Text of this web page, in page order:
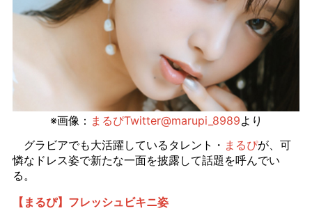
※画像： まるぴTwitter@marupi_8989より
グラビアでも大活躍しているタレント・ まるぴが、可
憐なドレス姿で新たな一面を披露して話題を呼んでい
る。
【まるぴ】フレッシュビキニ姿